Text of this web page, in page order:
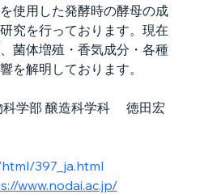
使用した発酵時の酵母の成
究を行っております。現在
菌体増殖・香気成分・各種
を解明しております。
学部 醸造科学科　 徳田宏
397_ja.html
www.nodai.ac.jp/